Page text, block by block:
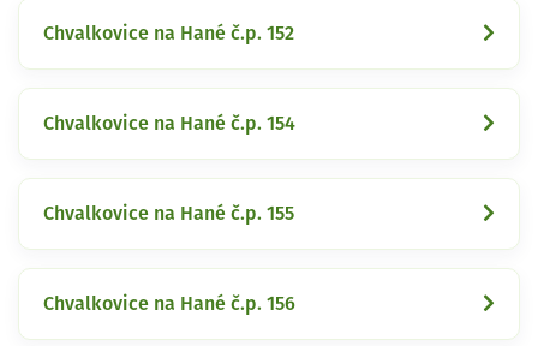
Chvalkovice na Hané č.p. 152
Chvalkovice na Hané č.p. 154
Chvalkovice na Hané č.p. 155
Chvalkovice na Hané č.p. 156